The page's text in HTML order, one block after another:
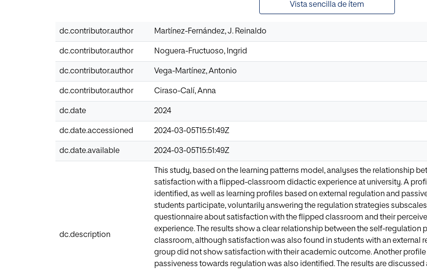
Vista sencilla de ítem
dc.contributor.author Martínez-Fernández, J. Reinaldo
dc.contributor.author Noguera-Fructuoso, Ingrid
dc.contributor.author Vega-Martínez, Antonio
dc.contributor.author Ciraso-Calí, Anna
dc.date 2024
dc.date.accessioned 2024-03-05T15:51:49Z
dc.date.available 2024-03-05T15:51:49Z
dc.description
This study, based on the learning patterns model, analyses the relationship
satisfaction with a flipped-classroom didactic experience at university. A
identified, as well as learning profiles based on external regulation and
students participate, voluntarily answering the regulation strategies subscales
questionnaire about satisfaction with the flipped classroom and their
experience. The results show a clear relationship between the self-
classroom, although satisfaction was also found in students with an external
group did not show satisfaction with their academic outcome. Another
passiveness towards regulation was also identified. The results are